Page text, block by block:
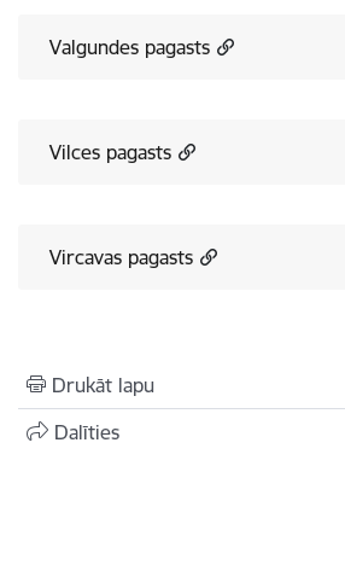
Valgundes pagasts
Vilces pagasts
Vircavas pagasts
Drukāt lapu
Dalīties